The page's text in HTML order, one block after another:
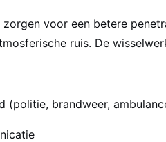
voor een betere
ruis. De
(politie, brandweer,